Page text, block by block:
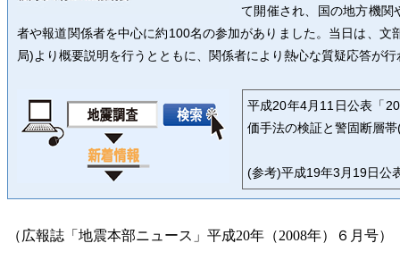
て開催され、国の地方機関
者や報道関係者を中心に約100名の参加がありました。当日は、
局)より概要説明を行うとともに、関係者により熱心な質疑応答が
平成20年4月11日公表「
価手法の検証と警固断層
(参考)平成19年3月19日公
（広報誌「地震本部ニュース」平成20年（2008年）６月号）